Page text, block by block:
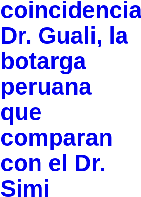
Dr. Guali, la
botarga
peruana
que
comparan
con el Dr.
Simi